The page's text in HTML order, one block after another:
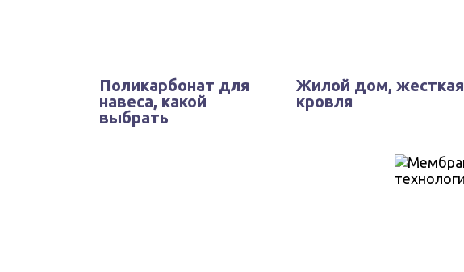
Поликарбонат для
навеса, какой
выбрать
Жилой дом, жесткая
кровля